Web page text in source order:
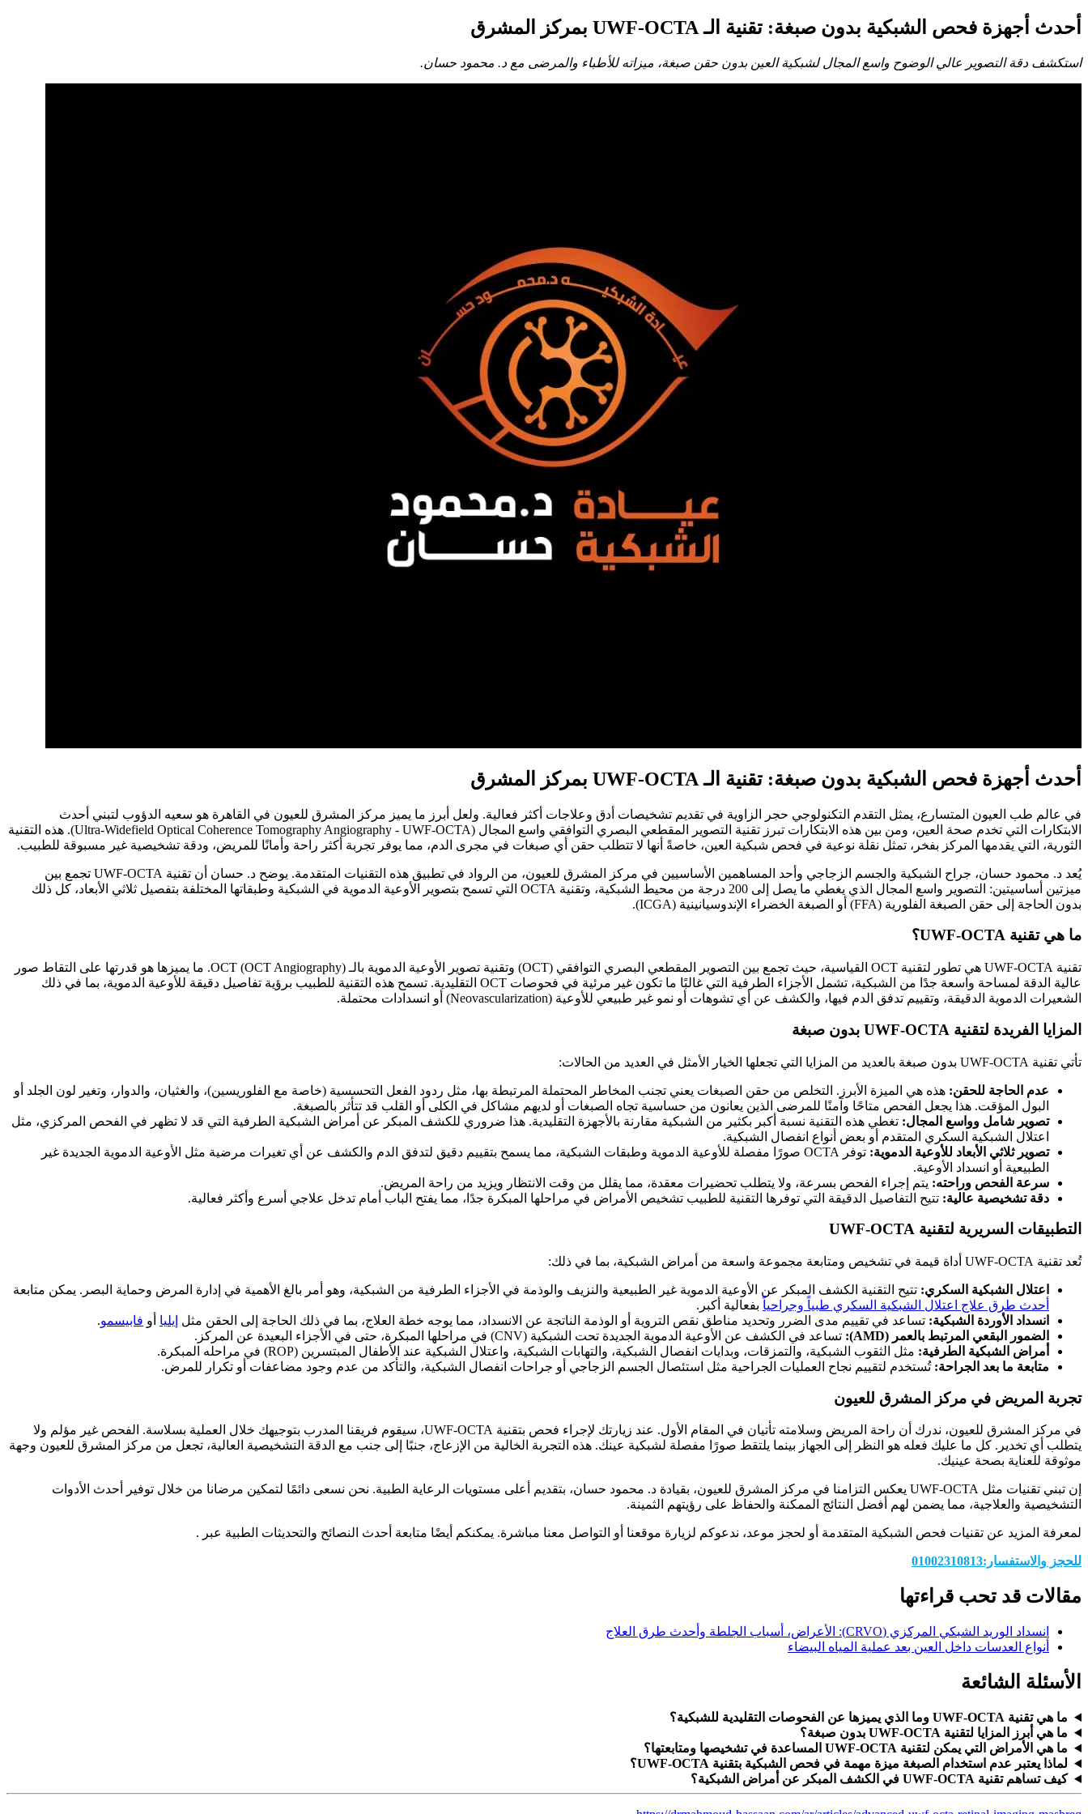
أحدث أجهزة فحص الشبكية بدون صبغة: تقنية الـ UWF-OCTA بمركز المشرق
استكشف دقة التصوير عالي الوضوح واسع المجال لشبكية العين بدون حقن صبغة، ميزاته للأطباء والمرضى مع د. محمود حسان.
أحدث أجهزة فحص الشبكية بدون صبغة: تقنية الـ UWF-OCTA بمركز المشرق
في عالم طب العيون المتسارع، يمثل التقدم التكنولوجي حجر الزاوية في تقديم تشخيصات أدق وعلاجات أكثر فعالية. ولعل أبرز ما يميز مركز المشرق للعيون في القاهرة هو سعيه الدؤوب لتبني أحدث
الابتكارات التي تخدم صحة العين، ومن بين هذه الابتكارات تبرز تقنية التصوير المقطعي البصري التوافقي واسع المجال (Ultra-Widefield Optical Coherence Tomography Angiography - UWF-OCTA). هذه التقنية
الثورية، التي يقدمها المركز بفخر، تمثل نقلة نوعية في فحص شبكية العين، خاصةً أنها لا تتطلب حقن أي صبغات في مجرى الدم، مما يوفر تجربة أكثر راحة وأمانًا للمريض، ودقة تشخيصية غير مسبوقة للطبيب.
يُعد د. محمود حسان، جراح الشبكية والجسم الزجاجي وأحد المساهمين الأساسيين في مركز المشرق للعيون، من الرواد في تطبيق هذه التقنيات المتقدمة. يوضح د. حسان أن تقنية UWF-OCTA تجمع بين
ميزتين أساسيتين: التصوير واسع المجال الذي يغطي ما يصل إلى 200 درجة من محيط الشبكية، وتقنية OCTA التي تسمح بتصوير الأوعية الدموية في الشبكية وطبقاتها المختلفة بتفصيل ثلاثي الأبعاد، كل ذلك
بدون الحاجة إلى حقن الصبغة الفلورية (FFA) أو الصبغة الخضراء الإندوسيانينية (ICGA).
ما هي تقنية UWF-OCTA؟
تقنية UWF-OCTA هي تطور لتقنية OCT القياسية، حيث تجمع بين التصوير المقطعي البصري التوافقي (OCT) وتقنية تصوير الأوعية الدموية بالـ OCT (OCT Angiography). ما يميزها هو قدرتها على التقاط صور
عالية الدقة لمساحة واسعة جدًا من الشبكية، تشمل الأجزاء الطرفية التي غالبًا ما تكون غير مرئية في فحوصات OCT التقليدية. تسمح هذه التقنية للطبيب برؤية تفاصيل دقيقة للأوعية الدموية، بما في ذلك
الشعيرات الدموية الدقيقة، وتقييم تدفق الدم فيها، والكشف عن أي تشوهات أو نمو غير طبيعي للأوعية (Neovascularization) أو انسدادات محتملة.
المزايا الفريدة لتقنية UWF-OCTA بدون صبغة
تأتي تقنية UWF-OCTA بدون صبغة بالعديد من المزايا التي تجعلها الخيار الأمثل في العديد من الحالات:
عدم الحاجة للحقن: هذه هي الميزة الأبرز. التخلص من حقن الصبغات يعني تجنب المخاطر المحتملة المرتبطة بها، مثل ردود الفعل التحسسية (خاصة مع الفلوريسين)، والغثيان، والدوار، وتغير لون الجلد أو
البول المؤقت. هذا يجعل الفحص متاحًا وآمنًا للمرضى الذين يعانون من حساسية تجاه الصبغات أو لديهم مشاكل في الكلى أو القلب قد تتأثر بالصبغة.
تصوير شامل وواسع المجال: تغطي هذه التقنية نسبة أكبر بكثير من الشبكية مقارنة بالأجهزة التقليدية. هذا ضروري للكشف المبكر عن أمراض الشبكية الطرفية التي قد لا تظهر في الفحص المركزي، مثل
اعتلال الشبكية السكري المتقدم أو بعض أنواع انفصال الشبكية.
تصوير ثلاثي الأبعاد للأوعية الدموية:
توفر OCTA صورًا مفصلة للأوعية الدموية وطبقات الشبكية، مما يسمح بتقييم دقيق لتدفق الدم والكشف عن أي تغيرات مرضية مثل الأوعية الدموية الجديدة غير
الطبيعية أو انسداد الأوعية.
سرعة الفحص وراحته: يتم إجراء الفحص بسرعة، ولا يتطلب تحضيرات معقدة، مما يقلل من وقت الانتظار ويزيد من راحة المريض.
دقة تشخيصية عالية: تتيح التفاصيل الدقيقة التي توفرها التقنية للطبيب تشخيص الأمراض في مراحلها المبكرة جدًا، مما يفتح الباب أمام تدخل علاجي أسرع وأكثر فعالية.
التطبيقات السريرية لتقنية UWF-OCTA
تُعد تقنية UWF-OCTA أداة قيمة في تشخيص ومتابعة مجموعة واسعة من أمراض الشبكية، بما في ذلك:
اعتلال الشبكية السكري: تتيح التقنية الكشف المبكر عن الأوعية الدموية غير الطبيعية والنزيف والوذمة في الأجزاء الطرفية من الشبكية، وهو أمر بالغ الأهمية في إدارة المرض وحماية البصر. يمكن متابعة
أحدث طرق علاج اعتلال الشبكية السكري طبياً وجراحياً بفعالية أكبر.
انسداد الأوردة الشبكية: تساعد في تقييم مدى الضرر وتحديد مناطق نقص التروية أو الوذمة الناتجة عن الانسداد، مما يوجه خطة العلاج، بما في ذلك الحاجة إلى الحقن مثل إيليا أو فابيسمو.
الضمور البقعي المرتبط بالعمر (AMD):
تساعد في الكشف عن الأوعية الدموية الجديدة تحت الشبكية (CNV) في مراحلها المبكرة، حتى في الأجزاء البعيدة عن المركز.
أمراض الشبكية الطرفية: مثل الثقوب الشبكية، والتمزقات، وبدايات انفصال الشبكية، والتهابات الشبكية، واعتلال الشبكية عند الأطفال المبتسرين (ROP) في مراحله المبكرة.
متابعة ما بعد الجراحة: تُستخدم لتقييم نجاح العمليات الجراحية مثل استئصال الجسم الزجاجي أو جراحات انفصال الشبكية، والتأكد من عدم وجود مضاعفات أو تكرار للمرض.
تجربة المريض في مركز المشرق للعيون
في مركز المشرق للعيون، ندرك أن راحة المريض وسلامته تأتيان في المقام الأول. عند زيارتك لإجراء فحص بتقنية UWF-OCTA، سيقوم فريقنا المدرب بتوجيهك خلال العملية بسلاسة. الفحص غير مؤلم ولا
يتطلب أي تخدير. كل ما عليك فعله هو النظر إلى الجهاز بينما يلتقط صورًا مفصلة لشبكية عينك. هذه التجربة الخالية من الإزعاج، جنبًا إلى جنب مع الدقة التشخيصية العالية، تجعل من مركز المشرق للعيون وجهة
موثوقة للعناية بصحة عينيك.
إن تبني تقنيات مثل UWF-OCTA يعكس التزامنا في مركز المشرق للعيون، بقيادة د. محمود حسان، بتقديم أعلى مستويات الرعاية الطبية. نحن نسعى دائمًا لتمكين مرضانا من خلال توفير أحدث الأدوات
التشخيصية والعلاجية، مما يضمن لهم أفضل النتائج الممكنة والحفاظ على رؤيتهم الثمينة.
لمعرفة المزيد عن تقنيات فحص الشبكية المتقدمة أو لحجز موعد، ندعوكم لزيارة موقعنا أو التواصل معنا مباشرة. يمكنكم أيضًا متابعة أحدث النصائح والتحديثات الطبية عبر .
للحجز والاستفسار:01002310813
مقالات قد تحب قراءتها
انسداد الوريد الشبكي المركزي (CRVO): الأعراض، أسباب الجلطة وأحدث طرق العلاج
أنواع العدسات داخل العين بعد عملية المياه البيضاء
الأسئلة الشائعة
ما هي تقنية UWF-OCTA وما الذي يميزها عن الفحوصات التقليدية للشبكية؟
ما هي أبرز المزايا لتقنية UWF-OCTA بدون صبغة؟
ما هي الأمراض التي يمكن لتقنية UWF-OCTA المساعدة في تشخيصها ومتابعتها؟
لماذا يعتبر عدم استخدام الصبغة ميزة مهمة في فحص الشبكية بتقنية UWF-OCTA؟
كيف تساهم تقنية UWF-OCTA في الكشف المبكر عن أمراض الشبكية؟